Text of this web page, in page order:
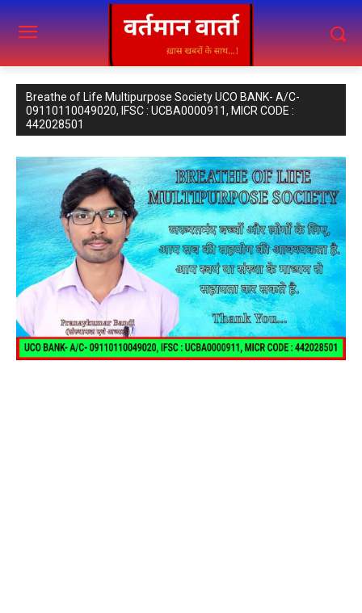
Breathe of Life Multipurpose Society UCO BANK- A/C-
09110110049020, IFSC : UCBA0000911, MICR CODE :
442028501